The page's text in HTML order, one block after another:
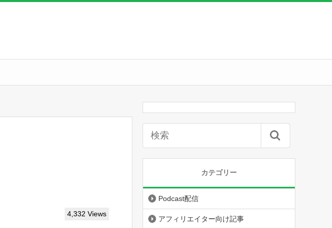
4,332 Views
カテゴリー
Podcast配信
アフィリエイター向け記事